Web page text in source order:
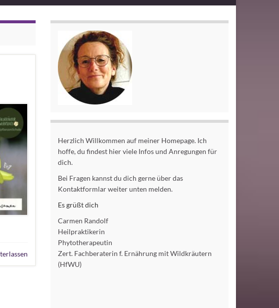
Herzlich Willkommen auf meiner Homepage. Ich
hoffe, du findest hier viele Infos und Anregungen für
dich.
Bei Fragen kannst du dich gerne über das
Kontaktformlar weiter unten melden.
Es grüßt dich
Carmen Randolf
Heilpraktikerin
Phytotherapeutin
Zert. Fachberaterin f. Ernährung mit Wildkräutern
(HfWU)